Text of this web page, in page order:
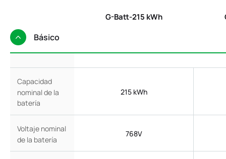
G-Batt-215 kWh
Básico
Capacidad
nominal de la
batería
215 kWh
Voltaje nominal
de la batería
768V